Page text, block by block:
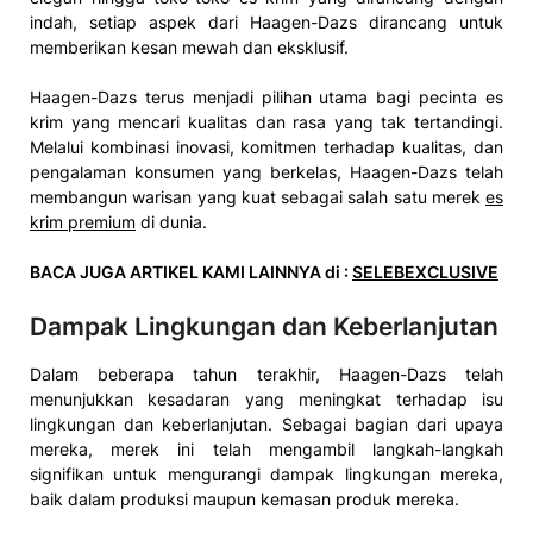
indah, setiap aspek dari Haagen-Dazs dirancang untuk
memberikan kesan mewah dan eksklusif.
Haagen-Dazs terus menjadi pilihan utama bagi pecinta es
krim yang mencari kualitas dan rasa yang tak tertandingi.
Melalui kombinasi inovasi, komitmen terhadap kualitas, dan
pengalaman konsumen yang berkelas, Haagen-Dazs telah
membangun warisan yang kuat sebagai salah satu merek es
krim premium di dunia.
BACA JUGA ARTIKEL KAMI LAINNYA di : SELEBEXCLUSIVE
Dampak Lingkungan dan Keberlanjutan
Dalam beberapa tahun terakhir, Haagen-Dazs telah
menunjukkan kesadaran yang meningkat terhadap isu
lingkungan dan keberlanjutan. Sebagai bagian dari upaya
mereka, merek ini telah mengambil langkah-langkah
signifikan untuk mengurangi dampak lingkungan mereka,
baik dalam produksi maupun kemasan produk mereka.